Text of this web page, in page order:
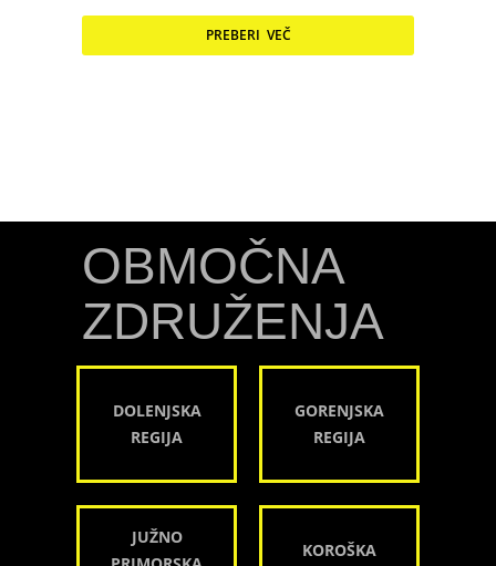
PREBERI VEČ
OBMOČNA
ZDRUŽENJA
DOLENJSKA
REGIJA
GORENJSKA
REGIJA
JUŽNO
KOROŠKA